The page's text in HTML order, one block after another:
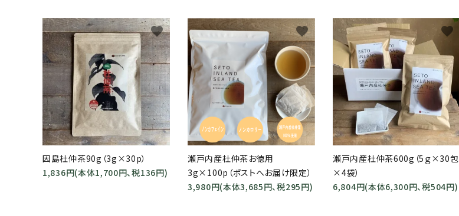
因島杜仲茶90g（3g×30p）
1,836円(本体1,700円、税136円)
favorite
瀬戸内産杜仲茶お徳用
3g×100p（ポストへお届け限定）
3,980円(本体3,685円、税295円)
favorite
瀬戸内産杜仲茶600g（5ｇ×30包
×4袋）
6,804円(本体6,300円、税504円)
favorite
カテゴリー
検索する